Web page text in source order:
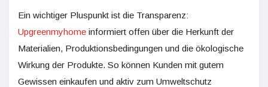
Ein wichtiger Pluspunkt ist die Transparenz:
Upgreenmyhome informiert offen über die Herkunft der
Materialien, Produktionsbedingungen und die ökologische
Wirkung der Produkte. So können Kunden mit gutem
Gewissen einkaufen und aktiv zum Umweltschutz